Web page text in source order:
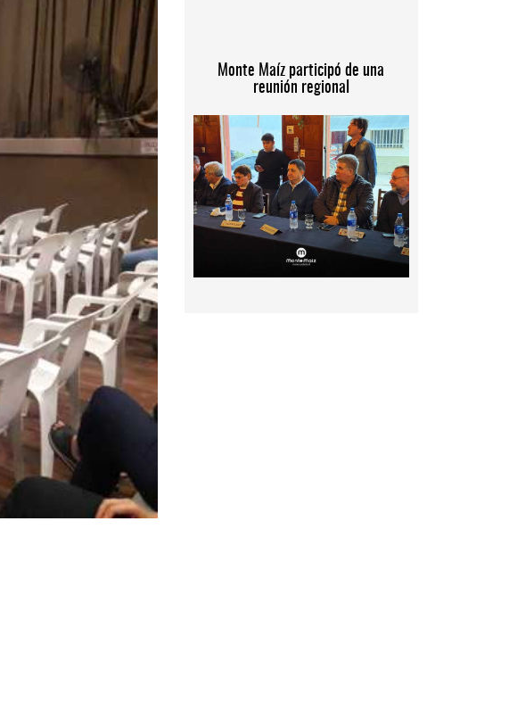
Monte Maíz participó de una
reunión regional